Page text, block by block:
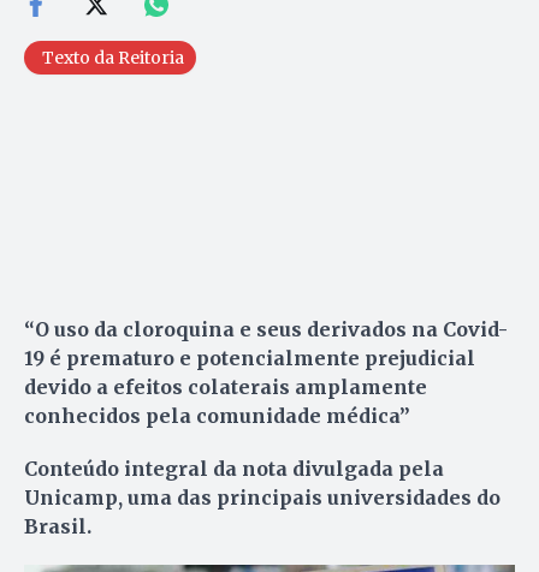
Texto da Reitoria
“O uso da cloroquina e seus derivados na Covid-
19 é prematuro e potencialmente prejudicial
devido a efeitos colaterais amplamente
conhecidos pela comunidade médica”
Conteúdo integral da nota divulgada pela
Unicamp, uma das principais universidades do
Brasil.